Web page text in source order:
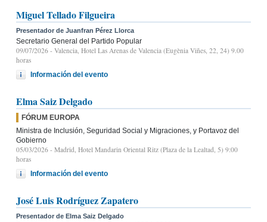
Miguel Tellado Filgueira
Presentador de Juanfran Pérez Llorca
Secretario General del Partido Popular
09/07/2026 - Valencia, Hotel Las Arenas de Valencia (Eugènia Viñes, 22, 24) 9.00
horas
Información del evento
Elma Saiz Delgado
FÓRUM EUROPA
Ministra de Inclusión, Seguridad Social y Migraciones, y Portavoz del
Gobierno
05/03/2026 - Madrid, Hotel Mandarin Oriental Ritz (Plaza de la Lealtad, 5) 9:00
horas
Información del evento
José Luis Rodríguez Zapatero
Presentador de Elma Saiz Delgado